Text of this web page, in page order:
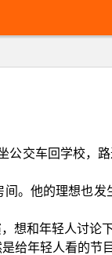
公交车回学校，
间。他的理想也
想和年轻人讨论
给年轻人看的节